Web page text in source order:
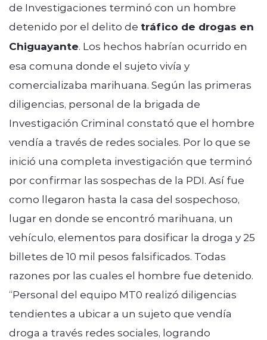
de Investigaciones terminó con un hombre
detenido por el delito de tráfico de drogas en
Chiguayante. Los hechos habrían ocurrido en
esa comuna donde el sujeto vivía y
comercializaba marihuana. Según las primeras
diligencias, personal de la brigada de
Investigación Criminal constató que el hombre
vendía a través de redes sociales. Por lo que se
inició una completa investigación que terminó
por confirmar las sospechas de la PDI. Así fue
como llegaron hasta la casa del sospechoso,
lugar en donde se encontró marihuana, un
vehículo, elementos para dosificar la droga y 25
billetes de 10 mil pesos falsificados. Todas
razones por las cuales el hombre fue detenido.
“Personal del equipo MT0 realizó diligencias
tendientes a ubicar a un sujeto que vendía
droga a través redes sociales, logrando